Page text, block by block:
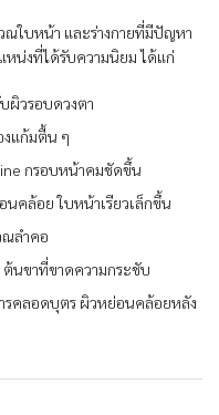
ณใบหน้า และร่างกายที่มีปัญหา
น่งที่ได้รับความนิยม ได้แก่
ผิวรอบดวงตา
แก้มตื้น ๆ
กรอบหน้าคมชัดขึ้น
คล้อย ใบหน้าเรียวเล็กขึ้น
ลำคอ
นขาที่ขาดความกระชับ
รคลอดบุตร ผิวหย่อนคล้อยหลัง